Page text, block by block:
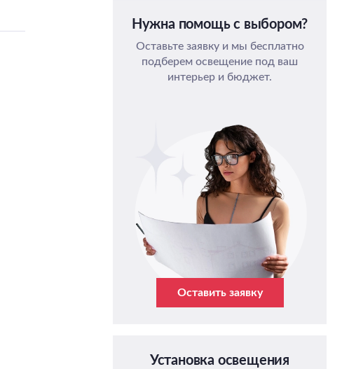
Нужна помощь с выбором?
Оставьте заявку и мы бесплатно
подберем освещение под ваш
интерьер и бюджет.
Оставить заявку
Установка освещения